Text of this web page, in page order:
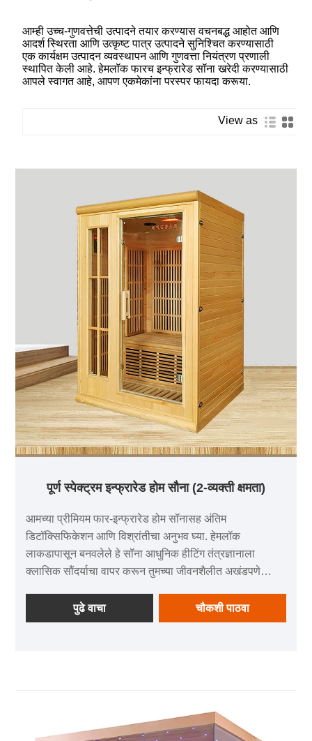
आम्ही उच्च-गुणवत्तेची उत्पादने तयार करण्यास वचनबद्ध आहोत आणि
आदर्श स्थिरता आणि उत्कृष्ट पात्र उत्पादने सुनिश्चित करण्यासाठी
एक कार्यक्षम उत्पादन व्यवस्थापन आणि गुणवत्ता नियंत्रण प्रणाली
स्थापित केली आहे. हेमलॉक फारच इन्फ्रारेड सॉना खरेदी करण्यासाठी
आपले स्वागत आहे, आपण एकमेकांना परस्पर फायदा करूया.
View as
पूर्ण स्पेक्ट्रम इन्फ्रारेड होम सौना (2-व्यक्ती क्षमता)
आमच्या प्रीमियम फार-इन्फ्रारेड होम सॉनासह अंतिम
डिटॉक्सिफिकेशन आणि विश्रांतीचा अनुभव घ्या. हेमलॉक
लाकडापासून बनवलेले हे सॉना आधुनिक हीटिंग तंत्रज्ञानाला
क्लासिक सौंदर्याचा वापर करून तुमच्या जीवनशैलीत अखंडपणे
पुढे वाचा
चौकशी पाठवा